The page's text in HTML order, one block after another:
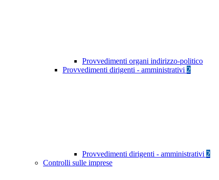
Provvedimenti organi indirizzo-politico
Provvedimenti dirigenti - amministrativi 2
Provvedimenti dirigenti - amministrativi 2
Controlli sulle imprese